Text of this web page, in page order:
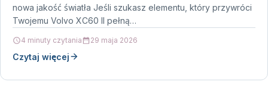
nowa jakość światła Jeśli szukasz elementu, który przywróci
Twojemu Volvo XC60 II pełną…
4 minuty czytania 29 maja 2026
Czytaj więcej